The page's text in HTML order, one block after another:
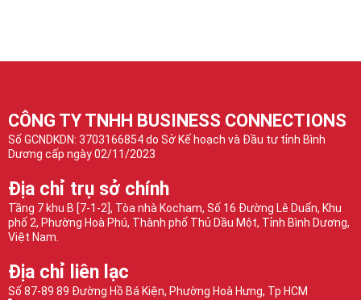
CÔNG TY TNHH BUSINESS CONNECTIONS
Số GCNDKDN: 3703166854 do Sở Kế hoạch và Đầu tư tỉnh Bình
Dương cấp ngày 02/11/2023
Địa chỉ trụ sở chính
Tầng 7 khu B [7-1-2], Tòa nhà Kocham, Số 16 Đường Lê Duẩn, Khu
phố 2, Phường Hoà Phú, Thành phố Thủ Dầu Một, Tỉnh Bình Dương,
Việt Nam.
Địa chỉ liên lạc
Số 87-89 89 Đường Hồ Bá Kiện, Phường Hoà Hưng, Tp HCM